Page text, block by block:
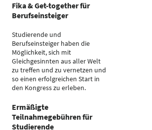
Fika & Get-together für
Berufseinsteiger
Studierende und
Berufseinsteiger haben die
Möglichkeit, sich mit
Gleichgesinnten aus aller Welt
zu treffen und zu vernetzen und
so einen erfolgreichen Start in
den Kongress zu erleben.
Ermäßigte
Teilnahmegebühren für
Studierende